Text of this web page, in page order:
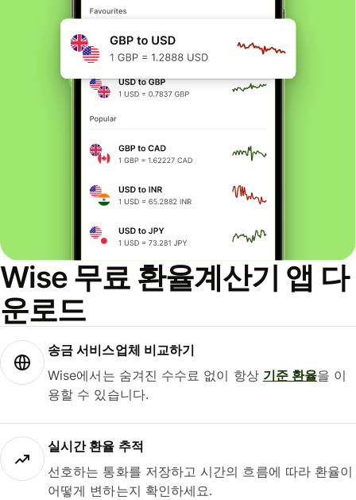
Wise 무료 환율계산기 앱 다
운로드
송금 서비스업체 비교하기
Wise에서는 숨겨진 수수료 없이 항상 기준 환율을 이
용할 수 있습니다.
실시간 환율 추적
선호하는 통화를 저장하고 시간의 흐름에 따라 환율이
어떻게 변하는지 확인하세요.